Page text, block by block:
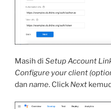
Masih di Setup Account
Configure your client
dan name. Click Next